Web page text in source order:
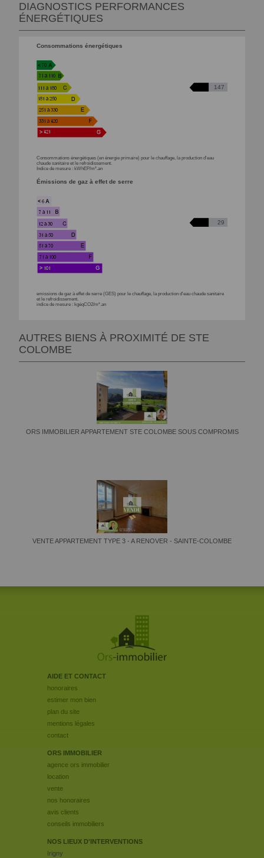
DIAGNOSTICS PERFORMANCES
ÉNERGÉTIQUES
Consommations énergétiques
147
Consommations énergétiques (en énergie primaire) pour le chauffage, la production d'eau
chaude sanitaire et le refroidissement.
Indice de mesure : kWhEP/m².an
Émissions de gaz à effet de serre
29
emissions de gaz à effet de serre (GES) pour le chauffage, la production d'eau chaude sanitaire
et le refroidissement.
indice de mesure : kgéqCO2/m².an
AUTRES BIENS À PROXIMITÉ DE STE
COLOMBE
ORS IMMOBILIER APPARTEMENT STE COLOMBE SOUS COMPROMIS
VENTE APPARTEMENT TYPE 3 - A RENOVER - SAINTE-COLOMBE
AIDE ET CONTACT
honoraires
estimer mon bien
plan du site
mentions légales
contact
ORS IMMOBILIER
agence ors immobilier
location
vente
nos honoraires
avis clients
conseils immobiliers
NOS LIEUX D'INTERVENTIONS
Irigny